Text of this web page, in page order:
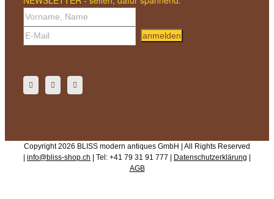
anmelden
Copyright 2026 BLISS modern antiques GmbH | All Rights Reserved
| info@bliss-shop.ch | Tel: +41 79 31 91 777 | Datenschutzerklärung |
AGB